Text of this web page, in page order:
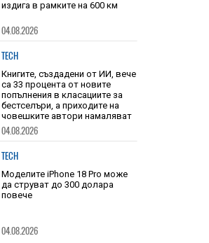
Този връх е почти 3 пъти по-
да го усетите, защото се
издига в рамките на 600 км
04.08.2026
TECH
Книгите, създадени от ИИ, вече
са 33 процента от новите
попълнения в класациите за
бестселъри, а приходите на
човешките автори намаляват
04.08.2026
TECH
повече